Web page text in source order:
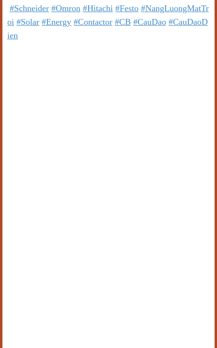
#Schneider #Omron #Hitachi #Festo #NangLuongMatTr
oi #Solar #Energy #Contactor #CB #CauDao #CauDaoD
ien